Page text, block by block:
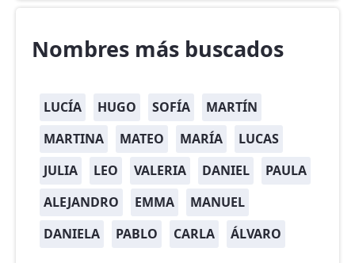
Nombres más buscados
LUCÍA HUGO SOFÍA
MARTÍN
MARTINA
MATEO MARÍA
LUCAS
JULIA
LEO VALERIA DANIEL
PAULA
ALEJANDRO
EMMA
MANUEL
DANIELA
PABLO CARLA ÁLVARO